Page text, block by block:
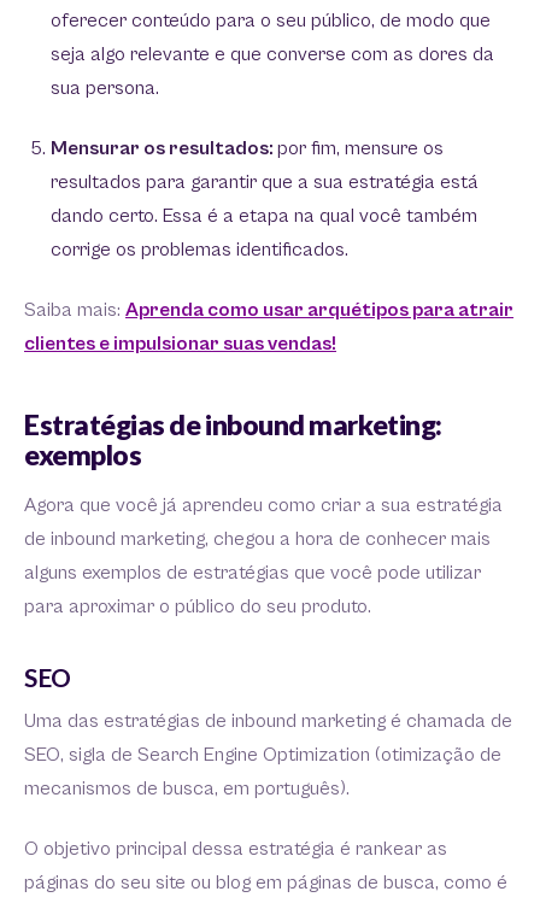
oferecer conteúdo para o seu público, de modo que
seja algo relevante e que converse com as dores da
sua persona.
Mensurar os resultados: por fim, mensure os
resultados para garantir que a sua estratégia está
dando certo. Essa é a etapa na qual você também
corrige os problemas identificados.
Saiba mais: Aprenda como usar arquétipos para atrair
clientes e impulsionar suas vendas!
Estratégias de inbound marketing:
exemplos
Agora que você já aprendeu como criar a sua estratégia
de inbound marketing, chegou a hora de conhecer mais
alguns exemplos de estratégias que você pode utilizar
para aproximar o público do seu produto.
SEO
Uma das estratégias de inbound marketing é chamada de
SEO, sigla de Search Engine Optimization (otimização de
mecanismos de busca, em português).
O objetivo principal dessa estratégia é rankear as
páginas do seu site ou blog em páginas de busca, como é